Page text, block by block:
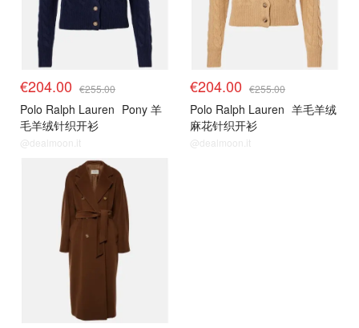
€204.00 €255.00
Polo Ralph Lauren Pony 羊
毛羊绒针织开衫
@dealmoon.it
€204.00 €255.00
Polo Ralph Lauren 羊毛羊绒
麻花针织开衫
@dealmoon.it